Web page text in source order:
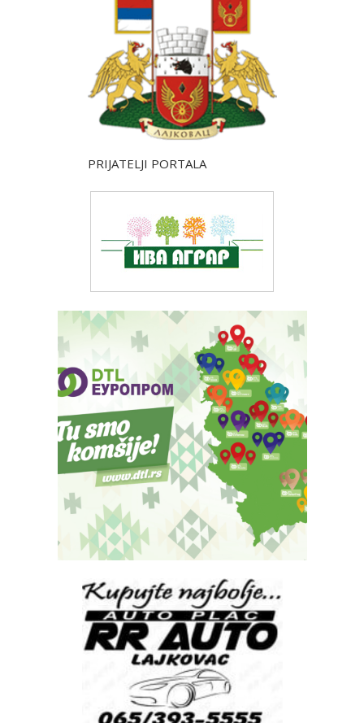
PRIJATELJI PORTALA